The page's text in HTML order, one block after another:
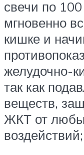
свечи по
мгновенно
кишке и
желудочно-
так как
веществ,
ЖКТ от
воздействий;